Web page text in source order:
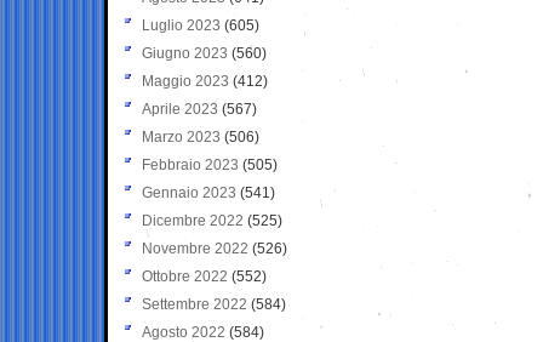
Luglio 2023 (605)
Giugno 2023 (560)
Maggio 2023 (412)
Aprile 2023 (567)
Marzo 2023 (506)
Febbraio 2023 (505)
Gennaio 2023 (541)
Dicembre 2022 (525)
Novembre 2022 (526)
Ottobre 2022 (552)
Settembre 2022 (584)
Agosto 2022 (584)